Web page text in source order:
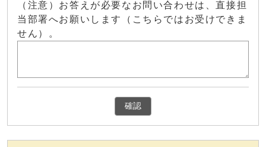
（注意）お答えが必要なお問い合わせは、直接担
当部署へお願いします（こちらではお受けできま
せん）。
確認